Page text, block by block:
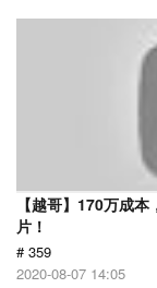
【越哥】170万成
片！
# 359
2020-08-07 14:05